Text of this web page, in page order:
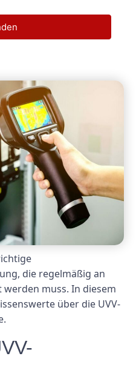
die regelmäßig an
muss. In diesem
über die UVV-